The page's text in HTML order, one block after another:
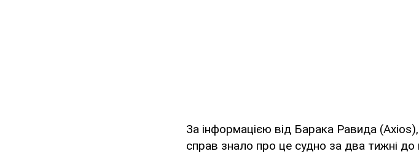
За інформацією від Барака Равида (Axios),
справ знало про це судно за два тижні до